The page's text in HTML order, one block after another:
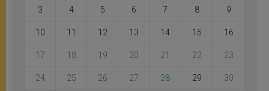
3 4 5 6 7 8 9
10 11 12 13 14 15 16
17 18 19 20 21 22 23
24 25 26 27 28 29 30